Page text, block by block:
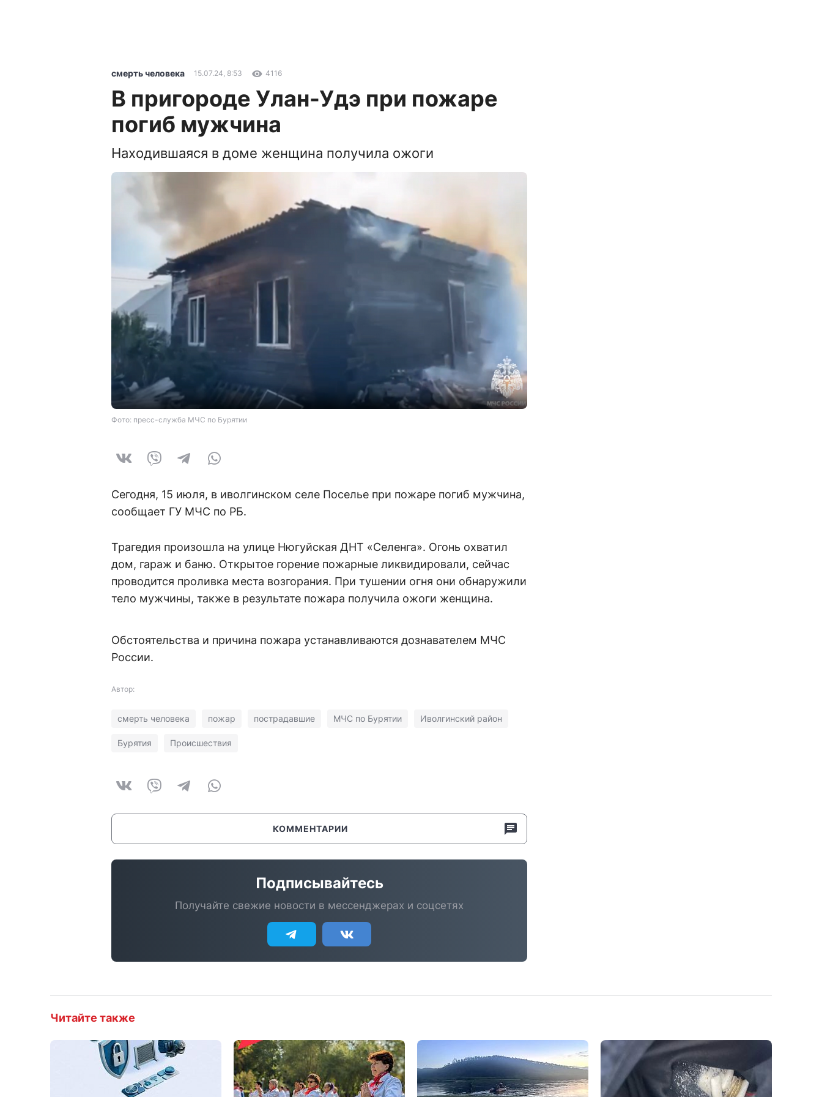
смерть человека 15.07.24, 8:53 4116
В пригороде Улан-Удэ при пожаре
погиб мужчина
Находившаяся в доме женщина получила ожоги
Фото: пресс-служба МЧС по Бурятии
Сегодня, 15 июля, в иволгинском селе Поселье при пожаре погиб мужчина,
сообщает ГУ МЧС по РБ.
Трагедия произошла на улице Нюгуйская ДНТ «Селенга». Огонь охватил
дом, гараж и баню. Открытое горение пожарные ликвидировали, сейчас
проводится проливка места возгорания. При тушении огня они обнаружили
тело мужчины, также в результате пожара получила ожоги женщина.
Обстоятельства и причина пожара устанавливаются дознавателем МЧС
России.
Автор:
смерть человека пожар пострадавшие МЧС по Бурятии Иволгинский район
Бурятия Происшествия
КОММЕНТАРИИ
Подписывайтесь
Получайте свежие новости в мессенджерах и соцсетях
Читайте также